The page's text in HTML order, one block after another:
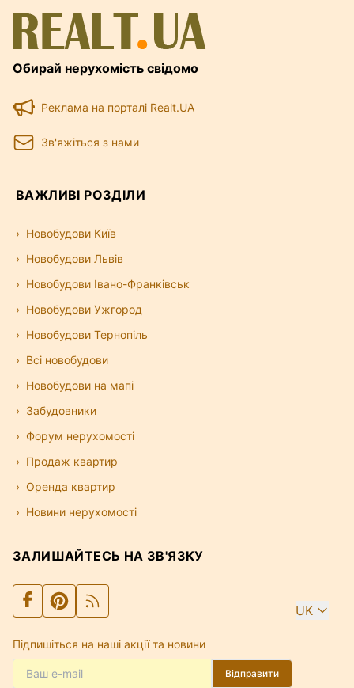
Обирай нерухомість свідомо
Реклама на порталі Realt.UA
Зв'яжіться з нами
ВАЖЛИВІ РОЗДІЛИ
Новобудови Київ
Новобудови Львів
Новобудови Івано-Франківськ
Новобудови Ужгород
Новобудови Тернопіль
Всі новобудови
Новобудови на мапі
Забудовники
Форум нерухомості
Продаж квартир
Оренда квартир
Новини нерухомості
ЗАЛИШАЙТЕСЬ НА ЗВ'ЯЗКУ
UK
Підпишіться на наші акції та новини
Відправити